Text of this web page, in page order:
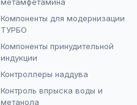
Компоненты для модернизации
ТУРБО
Компоненты принудительной
индукции
Контроллеры наддува
Контроль впрыска воды и
метанола